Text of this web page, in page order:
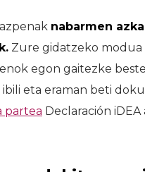
nabarmen
Zure gidatzeko modua
egon gaitezke
eta eraman beti
partea Declaración